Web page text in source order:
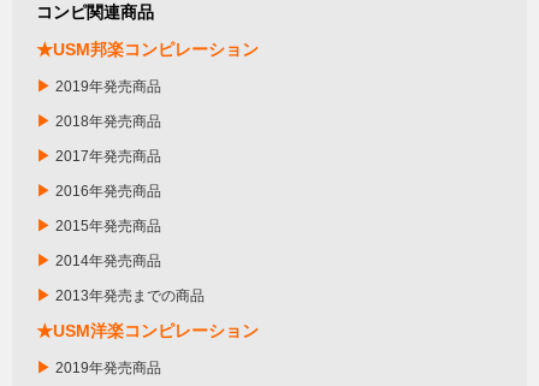
コンピ関連商品
★USM邦楽コンピレーション
▶ 2019年発売商品
▶ 2018年発売商品
▶ 2017年発売商品
▶ 2016年発売商品
▶ 2015年発売商品
▶ 2014年発売商品
▶ 2013年発売までの商品
★USM洋楽コンピレーション
▶ 2019年発売商品